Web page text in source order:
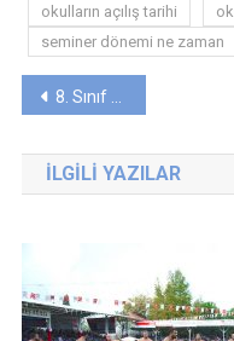
okulların açılış tarihi
seminer dönemi ne zaman
Yazı
gezinmesi
8. Sınıf “BURADA BÜLBÜL AĞLAMIŞ” Dinleme Metni Günlük Ders Planı
İLGILI YAZILAR